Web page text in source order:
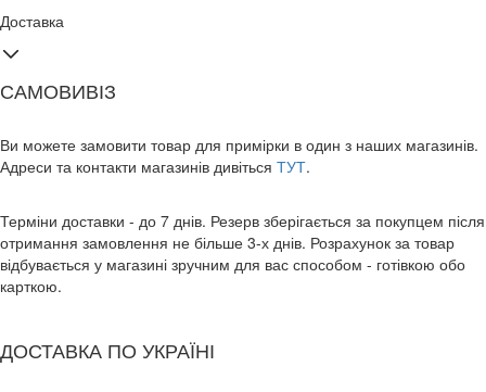
Доставка
САМОВИВІЗ
Ви можете замовити товар для примірки в один з наших магазинів.
Адреси та контакти магазинів дивіться ТУТ.
Терміни доставки - до 7 днів. Резерв зберігається за покупцем після
отримання замовлення не більше 3-х днів. Розрахунок за товар
відбувається у магазині зручним для вас способом - готівкою обо
карткою.
ДОСТАВКА ПО УКРАЇНІ